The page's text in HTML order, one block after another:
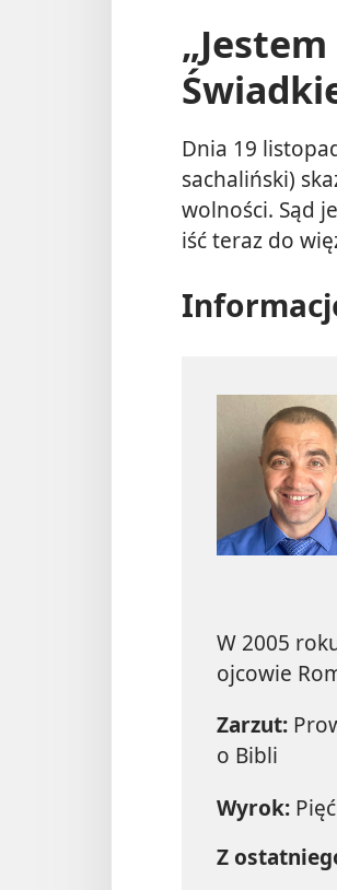
Dnia 19
sachaliński)
wolności. Sąd
iść teraz do
W 2005
ojcowie
Zarzut:
o Bibli
Wyrok:
Z